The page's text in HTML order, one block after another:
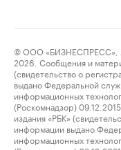
© ООО «БИЗНЕСПРЕСС»,
2026. Сообщения и
(свидетельство о
выдано Федеральной
информационных
(Роскомнадзор)
издания «РБК»
информации выдано
информационных